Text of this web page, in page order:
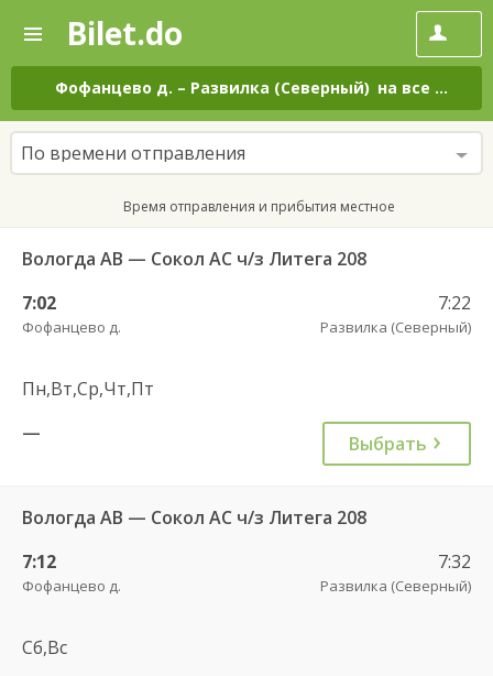
—
Поиск
и
покупка
билетов
на
автобус
онлайн
Bilet.do
Фофанцево д. – Развилка (Северный) на все дни
По времени отправления
Время отправления и прибытия местное
Вологда АВ — Сокол АС ч/з Литега 208
7:02
Фофанцево д.
7:22
Развилка (Северный)
Пн,Вт,Ср,Чт,Пт
—
Выбрать
Вологда АВ — Сокол АС ч/з Литега 208
7:12
Фофанцево д.
7:32
Развилка (Северный)
Сб,Вс